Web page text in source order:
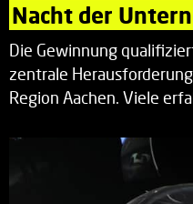
Nacht der
Die Gewinnung
zentrale
Region Aachen. Viele